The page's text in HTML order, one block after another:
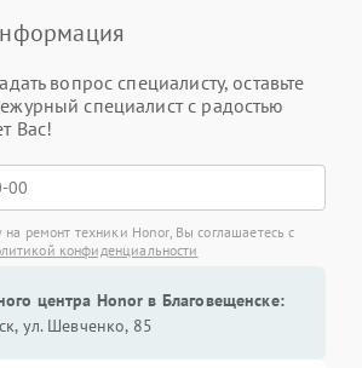
вопрос специалисту, оставьте
специалист с радостью
Вас!
на ремонт техники Honor, Вы соглашаетесь с
конфиденциальности
центра Honor в Благовещенске:
ул. Шевченко, 85